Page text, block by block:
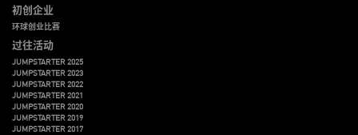
初创企业
环球创业比赛
过往活动
JUMPSTARTER 2025
JUMPSTARTER 2023
JUMPSTARTER 2022
JUMPSTARTER 2021
JUMPSTARTER 2020
JUMPSTARTER 2019
JUMPSTARTER 2017